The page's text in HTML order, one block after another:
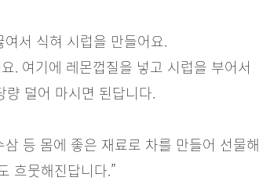
서 식혀 시럽을 만들어요.
. 여기에 레몬껍질을 넣고 시럽을 부어서
덜어 마시면 된답니다.
등 몸에 좋은 재료로 차를 만들어 선물해
흐뭇해진답니다.”